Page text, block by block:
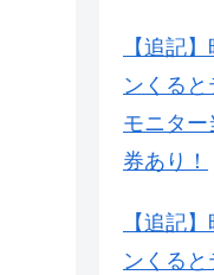
【追記
ンくる
モニタ
券あり！
【追記
ンくる